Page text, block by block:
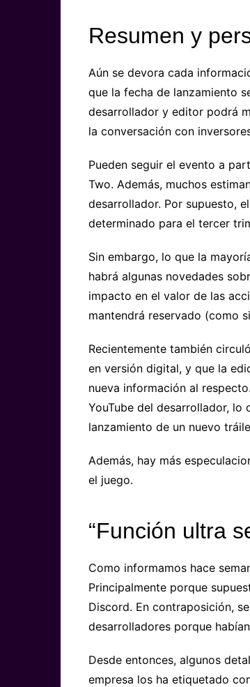
Resumen y
Aún se devora cada
que la fecha de lanzamiento
desarrollador y editor podrá
la conversación con
Pueden seguir el evento a
Two. Además, muchos
desarrollador. Por supuesto,
determinado para el tercer
Sin embargo, lo que la
habrá algunas novedades
impacto en el valor de las
mantendrá reservado (como
Recientemente también
en versión digital, y que la
nueva información al
YouTube del desarrollador,
lanzamiento de un nuevo
Además, hay más
el juego.
“Función ultra
Como informamos hace
Principalmente porque
Discord. En contraposición,
desarrolladores porque
Desde entonces, algunos
empresa los ha etiquetado